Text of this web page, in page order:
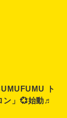
ト
ン」💞始動♬